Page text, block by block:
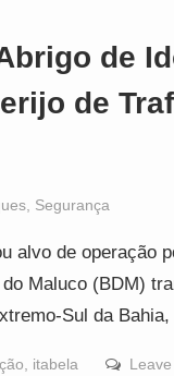
de
de
Segurança
alvo de operação
Maluco (BDM)
Sul da
itabela